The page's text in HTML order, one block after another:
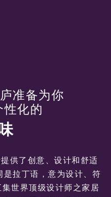
准备为你
性化的
供了创意、设计和舒适
拉丁语，意为设计、符
世界顶级设计师之家居